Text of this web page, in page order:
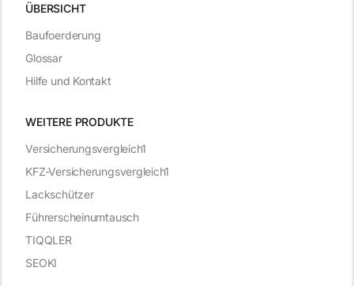
ÜBERSICHT
WEITERE PRODUKTE
Versicherungsvergleich1
KFZ-Versicherungsvergleich1
Lackschützer
Führerscheinumtausch
TIQQLER
SEOKI
Baufoerderung
Glossar
Hilfe und Kontakt